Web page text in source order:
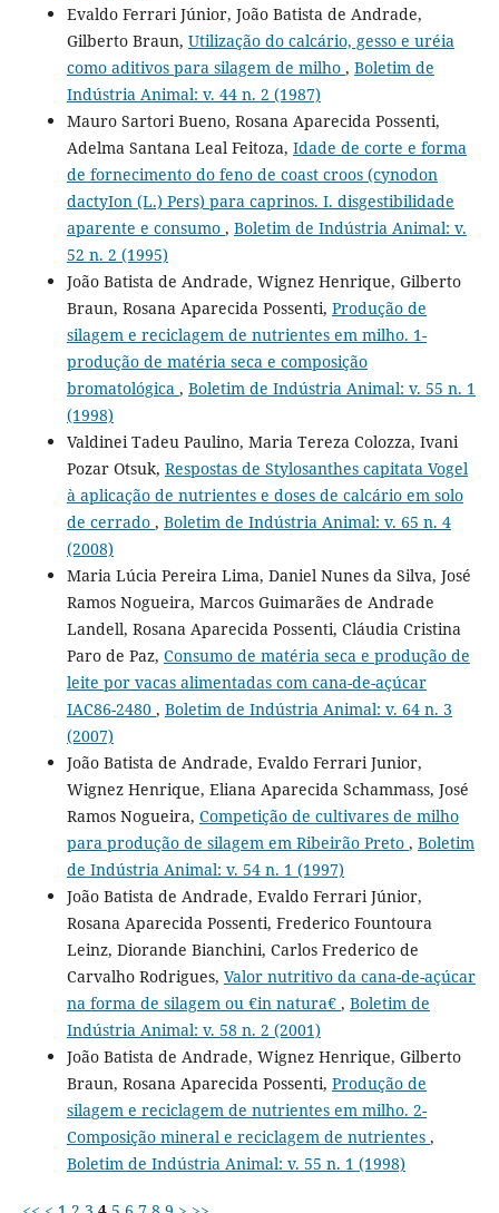
Evaldo Ferrari Júnior, João Batista de Andrade,
Gilberto Braun, Utilização do calcário, gesso e uréia
como aditivos para silagem de milho , Boletim de
Indústria Animal: v. 44 n. 2 (1987)
Mauro Sartori Bueno, Rosana Aparecida Possenti,
Adelma Santana Leal Feitoza, Idade de corte e forma
de fornecimento do feno de coast croos (cynodon
dactyIon (L.) Pers) para caprinos. I. disgestibilidade
aparente e consumo , Boletim de Indústria Animal: v.
52 n. 2 (1995)
João Batista de Andrade, Wignez Henrique, Gilberto
Braun, Rosana Aparecida Possenti, Produção de
silagem e reciclagem de nutrientes em milho. 1-
produção de matéria seca e composição
bromatológica , Boletim de Indústria Animal: v. 55 n. 1
(1998)
Valdinei Tadeu Paulino, Maria Tereza Colozza, Ivani
Pozar Otsuk, Respostas de Stylosanthes capitata Vogel
à aplicação de nutrientes e doses de calcário em solo
de cerrado , Boletim de Indústria Animal: v. 65 n. 4
(2008)
Maria Lúcia Pereira Lima, Daniel Nunes da Silva, José
Ramos Nogueira, Marcos Guimarães de Andrade
Landell, Rosana Aparecida Possenti, Cláudia Cristina
Paro de Paz, Consumo de matéria seca e produção de
leite por vacas alimentadas com cana-de-açúcar
IAC86-2480 , Boletim de Indústria Animal: v. 64 n. 3
(2007)
João Batista de Andrade, Evaldo Ferrari Junior,
Wignez Henrique, Eliana Aparecida Schammass, José
Ramos Nogueira, Competição de cultivares de milho
para produção de silagem em Ribeirão Preto , Boletim
de Indústria Animal: v. 54 n. 1 (1997)
João Batista de Andrade, Evaldo Ferrari Júnior,
Rosana Aparecida Possenti, Frederico Fountoura
Leinz, Diorande Bianchini, Carlos Frederico de
Carvalho Rodrigues, Valor nutritivo da cana-de-açúcar
na forma de silagem ou €in natura€ , Boletim de
Indústria Animal: v. 58 n. 2 (2001)
João Batista de Andrade, Wignez Henrique, Gilberto
Braun, Rosana Aparecida Possenti, Produção de
silagem e reciclagem de nutrientes em milho. 2-
Composição mineral e reciclagem de nutrientes ,
Boletim de Indústria Animal: v. 55 n. 1 (1998)